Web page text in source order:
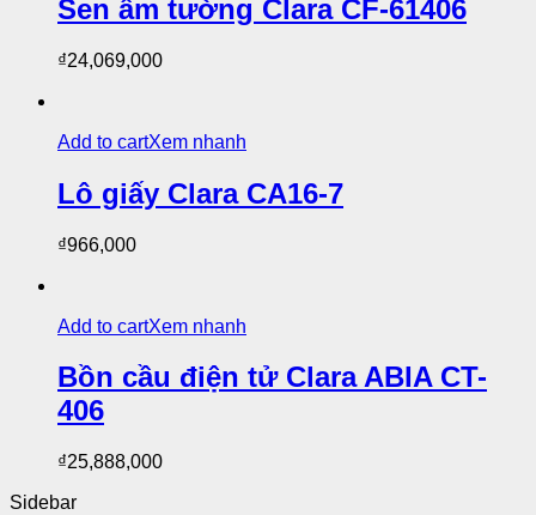
Sen âm tường Clara CF-61406
₫24,069,000
Add to cartXem nhanh
Lô giấy Clara CA16-7
₫966,000
Add to cartXem nhanh
Bồn cầu điện tử Clara ABIA CT-
406
₫25,888,000
Sidebar